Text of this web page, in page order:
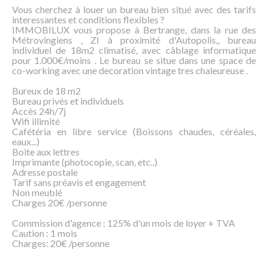
Vous cherchez à louer un bureau bien situé avec des tarifs
interessantes et conditions flexibles ?
IMMOBILUX vous propose à Bertrange, dans la rue des
Métrovingiens , ZI à proximité d'Autopolis,, bureau
individuel de 18m2 climatisé, avec câblage informatique
pour 1.000€/moins . Le bureau se situe dans une space de
co-working avec une decoration vintage tres chaleureuse .
Bureux de 18 m2
Bureau privés et individuels
Accès 24h/7j
Wifi illimité
Cafétéria en libre service (Boissons chaudes, céréales,
eaux...)
Boite aux lettres
Imprimante (photocopie, scan, etc..)
Adresse postale
Tarif sans préavis et engagement
Non meublé
Charges 20€ /personne
Commission d'agence : 125% d'un mois de loyer + TVA
Caution : 1 mois
Charges: 20€ /personne